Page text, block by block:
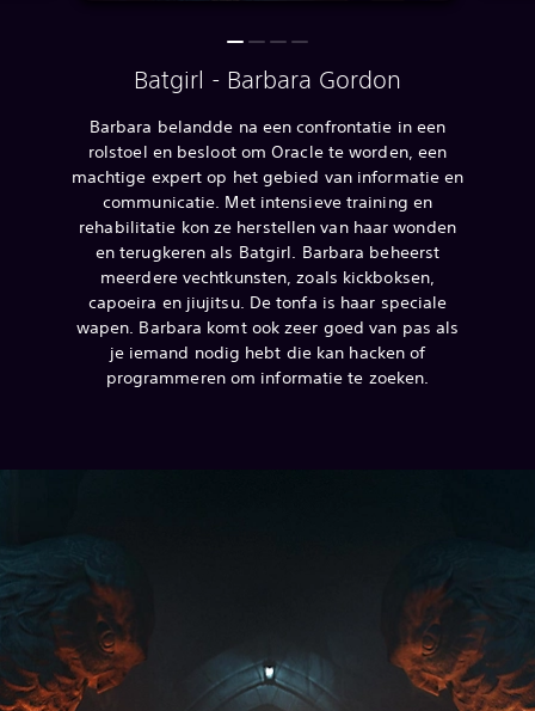
Batgirl - Barbara Gordon
Barbara belandde na een confrontatie in een
rolstoel en besloot om Oracle te worden, een
machtige expert op het gebied van informatie en
communicatie. Met intensieve training en
rehabilitatie kon ze herstellen van haar wonden
en terugkeren als Batgirl. Barbara beheerst
meerdere vechtkunsten, zoals kickboksen,
capoeira en jiujitsu. De tonfa is haar speciale
wapen. Barbara komt ook zeer goed van pas als
je iemand nodig hebt die kan hacken of
programmeren om informatie te zoeken.